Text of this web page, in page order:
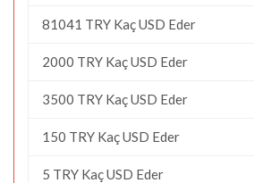
81041 TRY Kaç USD Eder
2000 TRY Kaç USD Eder
3500 TRY Kaç USD Eder
150 TRY Kaç USD Eder
5 TRY Kaç USD Eder